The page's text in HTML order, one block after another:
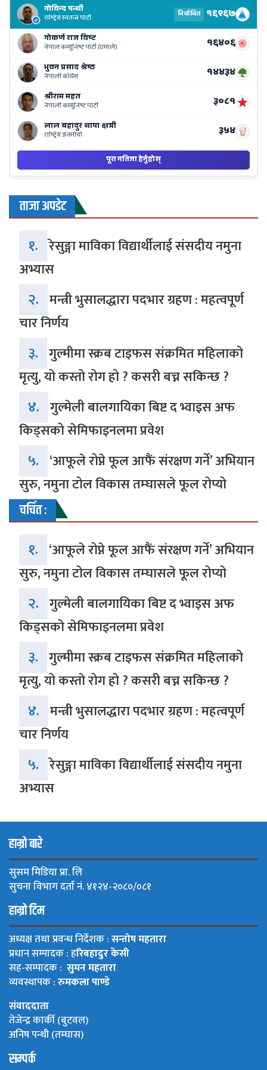
ताजा अपडेट
१. रेसुङ्गा माविका विद्यार्थीलाई संसदीय नमुना
अभ्यास
२. मन्त्री भुसालद्धारा पदभार ग्रहण : महत्वपूर्ण
चार निर्णय
३. गुल्मीमा स्क्रब टाइफस संक्रमित महिलाको
मृत्यु, यो कस्तो रोग हो ? कसरी बच्न सकिन्छ ?
४. गुल्मेली बालगायिका बिष्ट द भ्वाइस अफ
किड्सको सेमिफाइनलमा प्रवेश
५. ‘आफूले रोप्ने फूल आफैं संरक्षण गर्ने’ अभियान
सुरु, नमुना टोल विकास तम्घासले फूल रोप्यो
चर्चित :
१. ‘आफूले रोप्ने फूल आफैं संरक्षण गर्ने’ अभियान
सुरु, नमुना टोल विकास तम्घासले फूल रोप्यो
२. गुल्मेली बालगायिका बिष्ट द भ्वाइस अफ
किड्सको सेमिफाइनलमा प्रवेश
३. गुल्मीमा स्क्रब टाइफस संक्रमित महिलाको
मृत्यु, यो कस्तो रोग हो ? कसरी बच्न सकिन्छ ?
४. मन्त्री भुसालद्धारा पदभार ग्रहण : महत्वपूर्ण
चार निर्णय
५. रेसुङ्गा माविका विद्यार्थीलाई संसदीय नमुना
अभ्यास
हाम्रो बारे
सुसम मिडिया प्रा. लि
सुचना विभाग दर्ता नं. ४१२४-२०८०/०८१
हाम्रो टिम
अध्यक्ष तथा प्रवन्ध निर्देशक :सन्तोष महतारा
प्रधान सम्पादक : हरिबहादुर केसी
सह-सम्पादक : सुमन महतारा
व्यवस्थापक :रुमकला पाण्डे
संवाददाता
तेजेन्द्र कार्की (बुटवल)
अनिष पन्थी (तम्घास)
सम्पर्क